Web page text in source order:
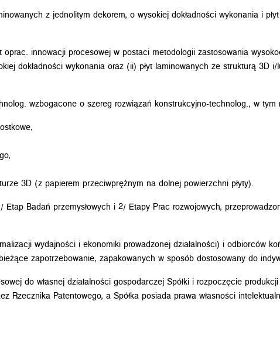
z jednolitym dekorem, o wysokiej dokładności wykonania i
innowacji procesowej w postaci metodologii zastosowania
dokładności wykonania oraz (ii) płyt laminowanych ze strukturą 3D
wzbogacone o szereg rozwiązań konstrukcyjno-technolog., w tym
3D (z papierem przeciwprężnym na dolnej powierzchni płyty).
Badań przemysłowych i 2/ Etapy Prac rozwojowych,
wydajności i ekonomiki prowadzonej działalności) i odbiorców
zapotrzebowanie, zapakowanych w sposób dostosowany do
do własnej działalności gospodarczej Spółki i rozpoczęcie
Patentowego, a Spółka posiada prawa własności